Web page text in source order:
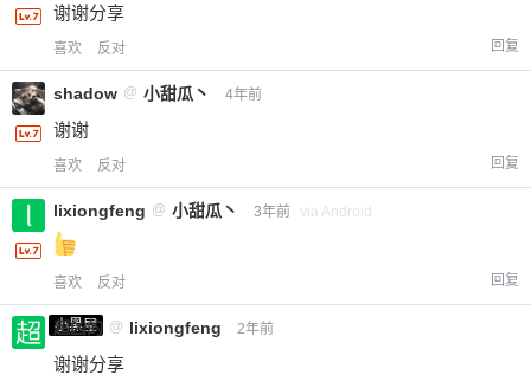
谢谢分享
喜欢 反对 回复
shadow @ 小甜瓜丶 4年前
谢谢
喜欢 反对 回复
lixiongfeng @ 小甜瓜丶 3年前 via Android
喜欢 反对 回复
小黑屋
超凶的 @ lixiongfeng 2年前
谢谢分享